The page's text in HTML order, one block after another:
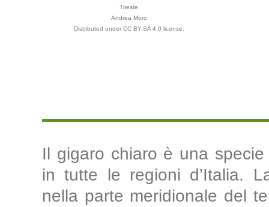
Trieste
Andrea Moro
Distributed under CC BY-SA 4.0 license.
Il gigaro chiaro è una
in tutte le regioni d’Italia.
nella parte meridionale del